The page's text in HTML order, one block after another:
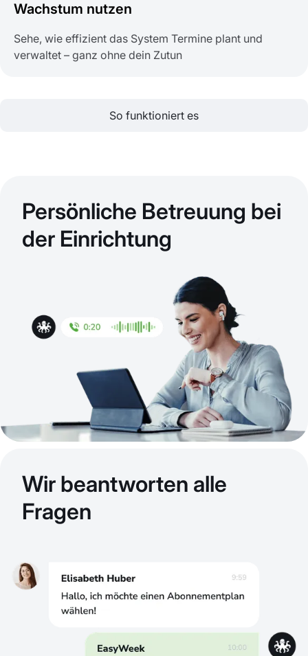
Wachstum nutzen
Sehe, wie effizient das System Termine plant und
verwaltet – ganz ohne dein Zutun
So funktioniert es
Persönliche Betreuung bei
der Einrichtung
Wir beantworten alle
Fragen